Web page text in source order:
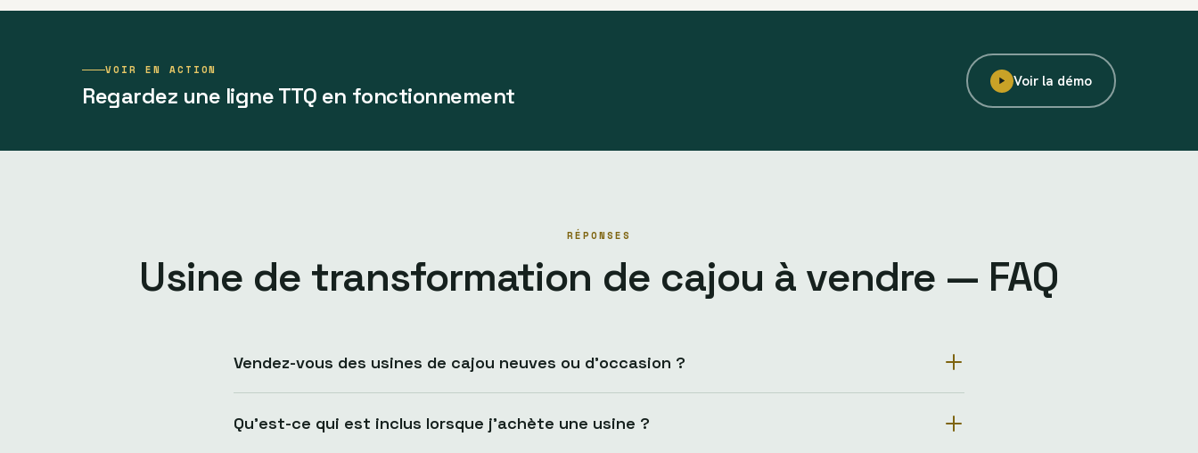
VOIR EN ACTION
Regardez une ligne TTQ en fonctionnement
Voir la démo
RÉPONSES
Usine de transformation de cajou à vendre — FAQ
Vendez-vous des usines de cajou neuves ou d’occasion ?
Qu’est-ce qui est inclus lorsque j’achète une usine ?